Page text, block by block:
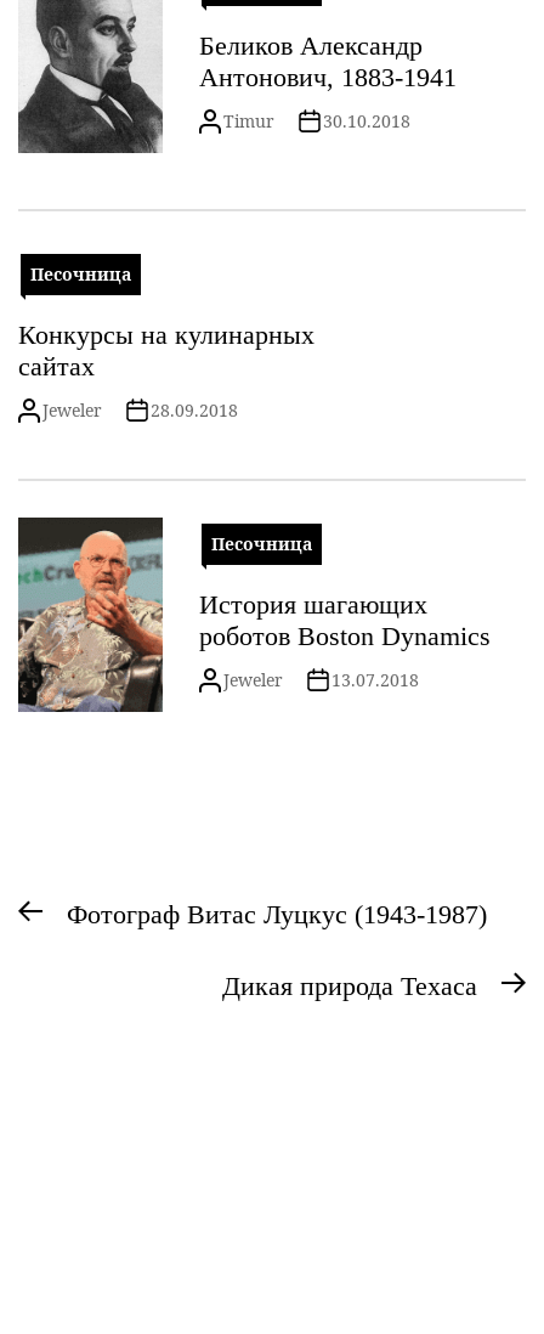
Беликов Александр
Антонович, 1883-1941
Timur 30.10.2018
Песочница
Конкурсы на кулинарных
сайтах
Jeweler 28.09.2018
Песочница
История шагающих
роботов Boston Dynamics
Jeweler 13.07.2018
Навигация
по
Предыдущая
Фотограф Витас Луцкус (1943-1987)
Дикая природа Техаса